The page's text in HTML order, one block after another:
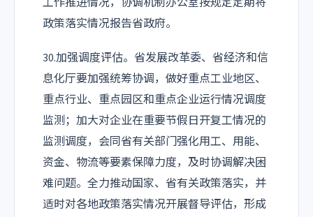
政策落实情况报告省政府。
30.加强调度评估。省发展改革委、省经济和信
息化厅要加强统筹协调，做好重点工业地区、
重点行业、重点园区和重点企业运行情况调度
监测；加大对企业在重要节假日开复工情况的
监测调度，会同省有关部门强化用工、用能、
资金、物流等要素保障力度，及时协调解决困
难问题。全力推动国家、省有关政策落实，并
适时对各地政策落实情况开展督导评估，形成